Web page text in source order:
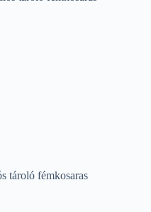
tároló fémkosaras